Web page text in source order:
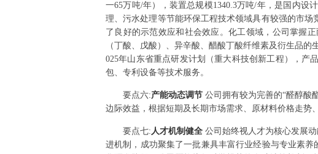
一65万吨/年），装置总规模1340.3万吨/年，是国内设
理、污水处理等节能环保工程技术领域具有较强的市
了良好的示范效应和社会效应。化工领域，公司掌握
（丁酸、戊酸）、异辛酸、醋酸丁酸纤维素及衍生品
025年山东省重点研发计划（重大科技创新工程），产
包、专利设备等技术服务。
要点六:产能动态调节 公司拥有较为完善的“醛醇酸
边际效益，根据短期及长期市场需求、原材料价格走势
要点七: 人才机制健全 公司始终视人才为核心发展
进机制，成功聚集了一批兼具丰富行业经验与专业素